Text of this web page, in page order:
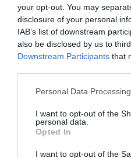
your opt-out. You may
disclosure of your personal
IAB’s list of downstream
also be disclosed by us to
Downstream Participants that
Please note that this website/
not limited to your visit or
grant or deny consent to
use your data for below
consent section.
Personal Data
I want to opt-out of the
personal data.
Opted In
I want to opt-out of the
07.08.2026 | 16:10